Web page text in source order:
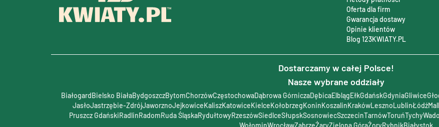
Oferta dla firm
Gwarancja dostawy
Opinie klientów
Blog 123KWIATY.PL
Dostarczamy w całej Polsce!
Nasze wybrane oddziały
BiałogardBielsko BiałaBydgoszczBytomChorzówCzęstochowaDąbrowa GórniczaDębicaElblągEłkGdańskGdyniaGliwice
JasłoJastrzębie-ZdrójJaworznoJejkowiceKaliszKatowiceKielceKołobrzegKoninKoszalinKrakówLesznoLublinŁódź
Pruszcz GdańskiRadlinRadomRuda ŚląskaRydułtowyRzeszówSiedlceSłupskSosnowiecSzczecinTarnówToruńTychy
WołominWrocławZabrzeŻaryZielona GóraŻoryRybnikBiałystok